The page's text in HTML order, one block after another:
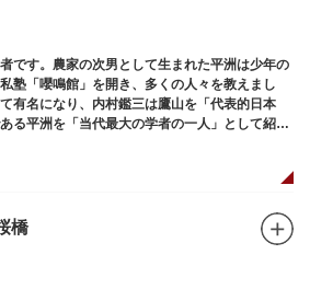
です。農家の次男として生まれた平洲は少年の
塾「嚶鳴館」を開き、多くの人々を教えまし
有名になり、内村鑑三は鷹山を「代表的日本
る平洲を「当代最大の学者の一人」として紹介
てんがくいん）境内にあります。
橋